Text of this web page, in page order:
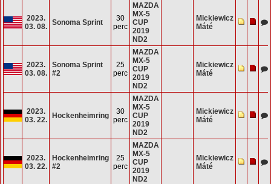
2023.
03. 08.
Sonoma Sprint
30
perc
MAZDA
MX-5
CUP
2019
ND2
Mickiewicz
Máté
2023.
03. 08.
Sonoma Sprint
#2
25
perc
MAZDA
MX-5
CUP
2019
ND2
Mickiewicz
Máté
2023.
03. 22.
Hockenheimring
30
perc
MAZDA
MX-5
CUP
2019
ND2
Mickiewicz
Máté
2023.
03. 22.
Hockenheimring
#2
25
perc
MAZDA
MX-5
CUP
2019
ND2
Mickiewicz
Máté